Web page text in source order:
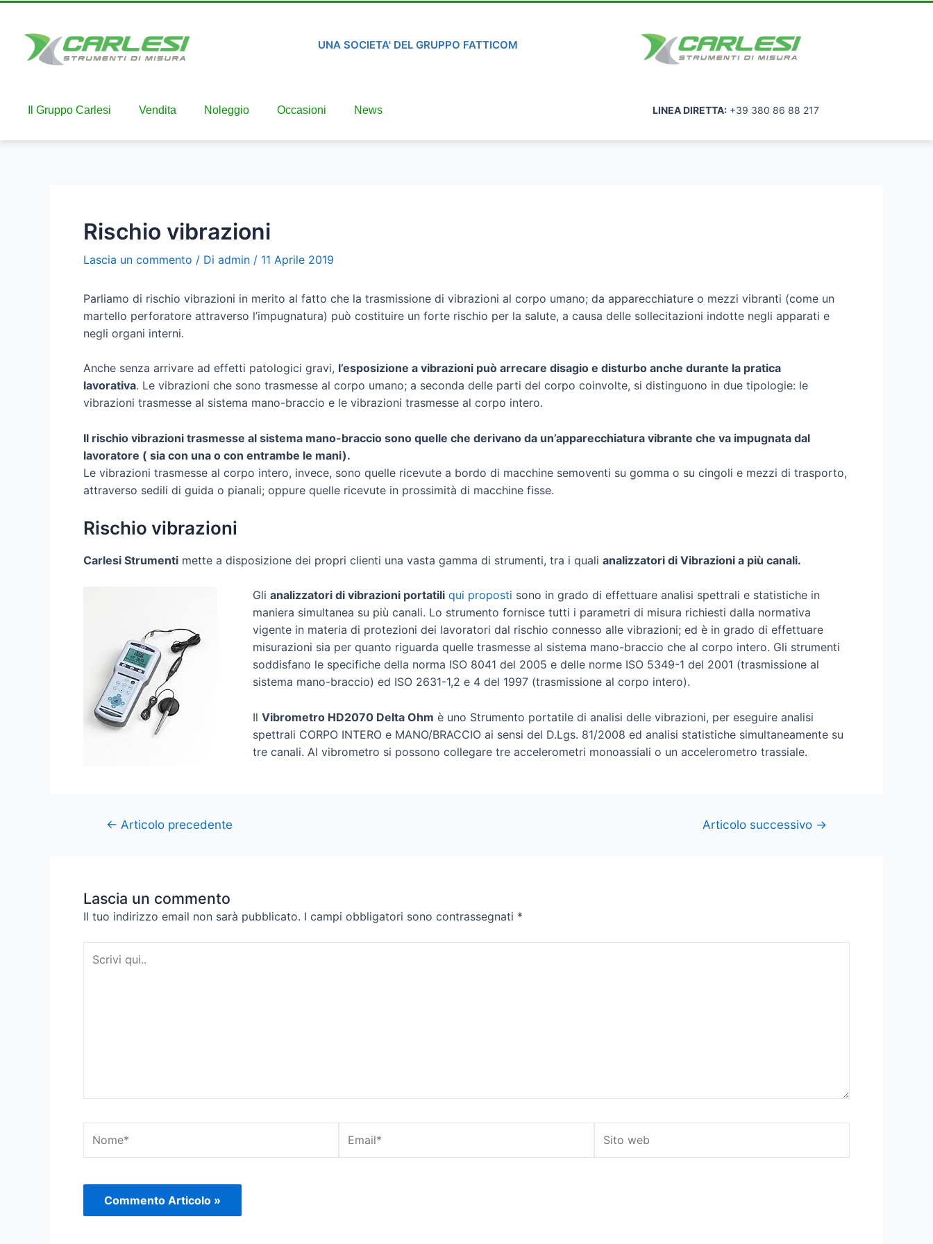
UNA SOCIETA' DEL GRUPPO FATTICOM
Il Gruppo Carlesi Vendita Noleggio Occasioni News LINEA DIRETTA: +39 380 86 88 217
Rischio vibrazioni
Lascia un commento / Di admin / 11 Aprile 2019
Parliamo di rischio vibrazioni in merito al fatto che la trasmissione di vibrazioni al corpo umano; da apparecchiature o mezzi vibranti (come un
martello perforatore attraverso l’impugnatura) può costituire un forte rischio per la salute, a causa delle sollecitazioni indotte negli apparati e
negli organi interni.
Anche senza arrivare ad effetti patologici gravi, l’esposizione a vibrazioni può arrecare disagio e disturbo anche durante la pratica
lavorativa. Le vibrazioni che sono trasmesse al corpo umano; a seconda delle parti del corpo coinvolte, si distinguono in due tipologie: le
vibrazioni trasmesse al sistema mano-braccio e le vibrazioni trasmesse al corpo intero.
Il rischio vibrazioni trasmesse al sistema mano-braccio sono quelle che derivano da un’apparecchiatura vibrante che va impugnata dal
lavoratore ( sia con una o con entrambe le mani).
Le vibrazioni trasmesse al corpo intero, invece, sono quelle ricevute a bordo di macchine semoventi su gomma o su cingoli e mezzi di trasporto,
attraverso sedili di guida o pianali; oppure quelle ricevute in prossimità di macchine fisse.
Rischio vibrazioni
Carlesi Strumenti mette a disposizione dei propri clienti una vasta gamma di strumenti, tra i quali analizzatori di Vibrazioni a più canali.
Gli analizzatori di vibrazioni portatili qui proposti sono in grado di effettuare analisi spettrali e statistiche in
maniera simultanea su più canali. Lo strumento fornisce tutti i parametri di misura richiesti dalla normativa
vigente in materia di protezioni dei lavoratori dal rischio connesso alle vibrazioni; ed è in grado di effettuare
misurazioni sia per quanto riguarda quelle trasmesse al sistema mano-braccio che al corpo intero. Gli strumenti
soddisfano le specifiche della norma ISO 8041 del 2005 e delle norme ISO 5349-1 del 2001 (trasmissione al
sistema mano-braccio) ed ISO 2631-1,2 e 4 del 1997 (trasmissione al corpo intero).
Il Vibrometro HD2070 Delta Ohm è uno Strumento portatile di analisi delle vibrazioni, per eseguire analisi
spettrali CORPO INTERO e MANO/BRACCIO ai sensi del D.Lgs. 81/2008 ed analisi statistiche simultaneamente su
tre canali. Al vibrometro si possono collegare tre accelerometri monoassiali o un accelerometro trassiale.
← Articolo precedente Articolo successivo →
Lascia un commento
Il tuo indirizzo email non sarà pubblicato. I campi obbligatori sono contrassegnati *